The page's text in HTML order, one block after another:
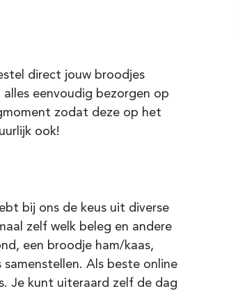
direct jouw broodjes
eenvoudig bezorgen op
zodat deze op het
ook!
bij ons de keus uit diverse
zelf welk beleg en andere
een broodje ham/kaas,
samenstellen. Als beste online
Je kunt uiteraard zelf de dag